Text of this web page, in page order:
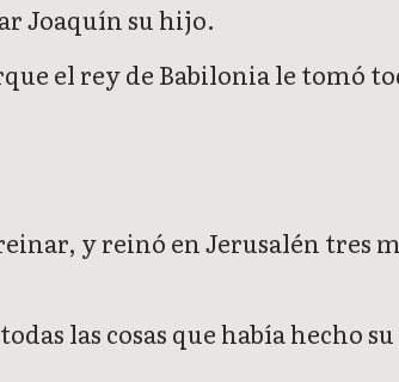
Joaquín su hijo.
el rey de Babilonia le tomó
y reinó en Jerusalén tres
las cosas que había hecho